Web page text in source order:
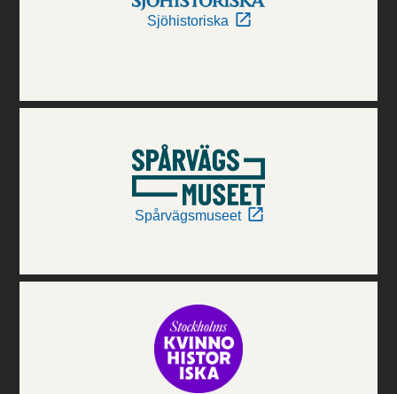
Sjöhistoriska
Spårvägsmuseet